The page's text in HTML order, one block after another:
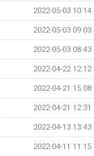
2022-05-03 10:14
2022-05-03 09:03
2022-05-03 08:43
2022-04-22 12:12
2022-04-21 15:08
2022-04-21 12:31
2022-04-13 13:43
2022-04-11 11:15